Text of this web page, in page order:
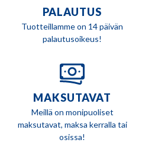
PALAUTUS
Tuotteillamme on 14 päivän
palautusoikeus!
MAKSUTAVAT
Meillä on monipuoliset
maksutavat, maksa kerralla tai
osissa!